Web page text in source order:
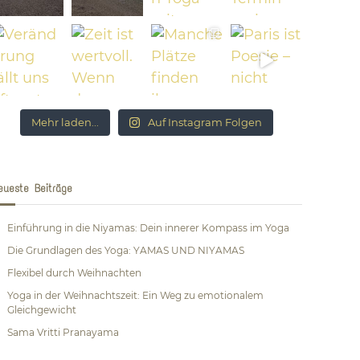
Mehr laden... Auf Instagram Folgen
Beiträge
Einführung in die Niyamas: Dein innerer Kompass im Yoga
Die Grundlagen des Yoga: YAMAS UND NIYAMAS
Flexibel durch Weihnachten
Yoga in der Weihnachtszeit: Ein Weg zu emotionalem
Gleichgewicht
Sama Vritti Pranayama